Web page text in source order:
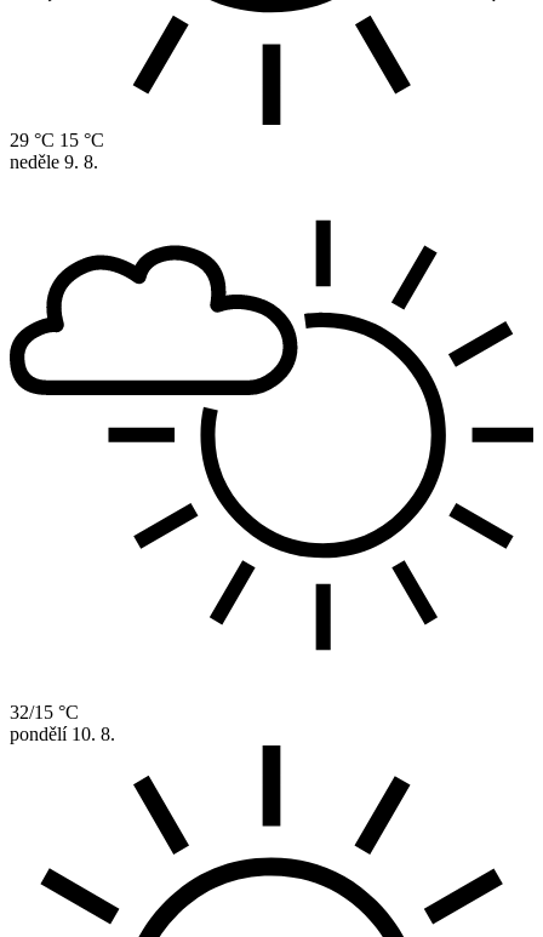
29 °C 15 °C
neděle 9. 8.
32/15 °C
pondělí 10. 8.